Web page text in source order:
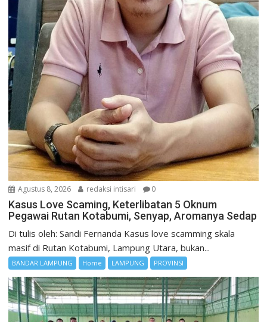
Agustus 8, 2026 redaksi intisari 0
Kasus Love Scaming, Keterlibatan 5 Oknum
Pegawai Rutan Kotabumi, Senyap, Aromanya Sedap
Di tulis oleh: Sandi Fernanda Kasus love scamming skala
masif di Rutan Kotabumi, Lampung Utara, bukan...
BANDAR LAMPUNG Home LAMPUNG PROVINSI